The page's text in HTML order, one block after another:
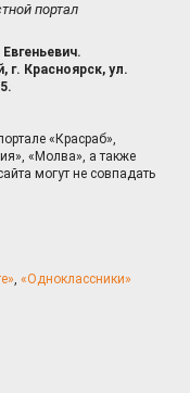
портал
г. Красноярск, ул.
«Красраб»,
«Молва», а также
могут не совпадать
, «Одноклассники»